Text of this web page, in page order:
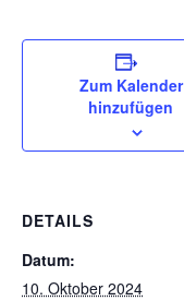
Zum Kalender
hinzufügen
DETAILS
Datum:
10. Oktober 2024